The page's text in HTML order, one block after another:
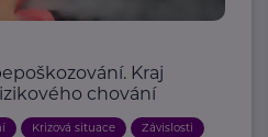
Kraj
chování
Krizová situace Závislosti